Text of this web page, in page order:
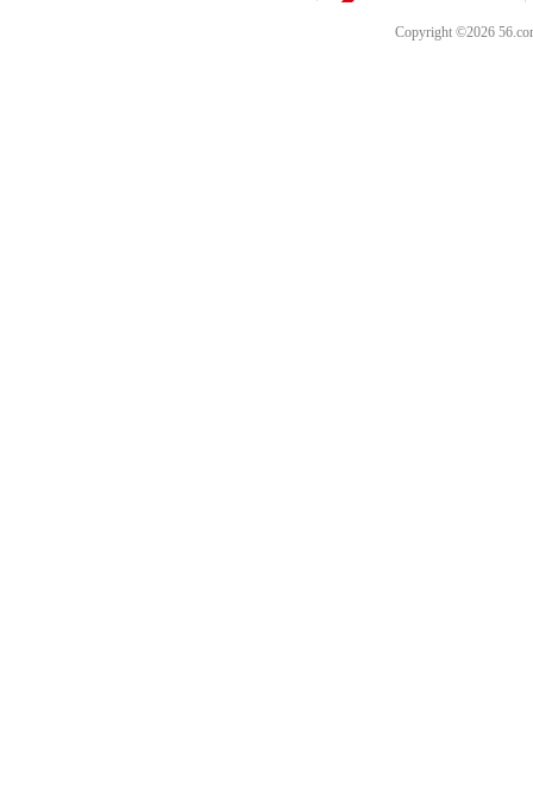
Copyright ©2026